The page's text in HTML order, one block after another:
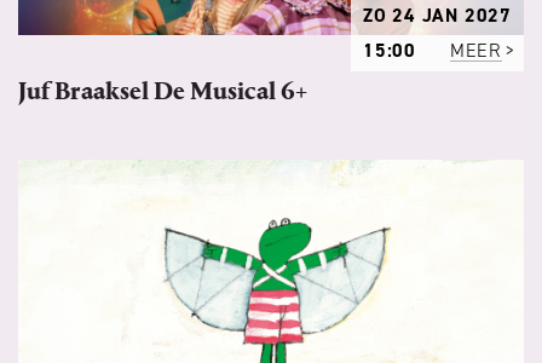
ZO 24 JAN 2027
15:00
MEER
Juf Braaksel De Musical 6+